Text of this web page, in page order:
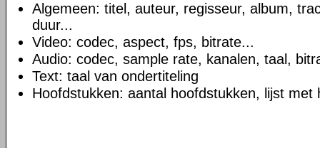
Algemeen: titel, auteur, regisseur, album,
duur...
Video: codec, aspect, fps, bitrate...
Audio: codec, sample rate, kanalen, taal,
Text: taal van ondertiteling
Hoofdstukken: aantal hoofdstukken, lijst met